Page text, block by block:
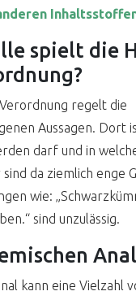
spielt die
regelt die
Aussagen. Dort
darf und in
da ziemlich enge
wie:
sind unzulässig.
kann eine Vielzahl